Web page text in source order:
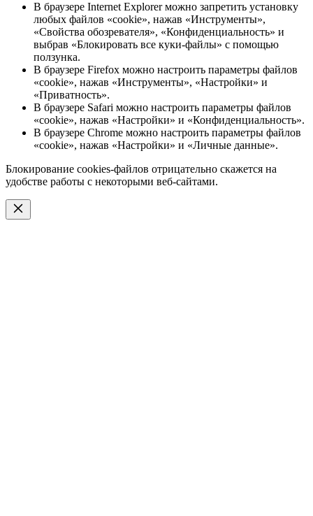
В браузере Internet Explorer можно запретить установку
любых файлов «cookie», нажав «Инструменты»,
«Свойства обозревателя», «Конфиденциальность» и
выбрав «Блокировать все куки-файлы» с помощью
ползунка.
В браузере Firefox можно настроить параметры файлов
«cookie», нажав «Инструменты», «Настройки» и
«Приватность».
В браузере Safari можно настроить параметры файлов
«cookie», нажав «Настройки» и «Конфиденциальность».
В браузере Chrome можно настроить параметры файлов
«cookie», нажав «Настройки» и «Личные данные».
Блокирование cookies-файлов отрицательно скажется на
удобстве работы с некоторыми веб-сайтами.